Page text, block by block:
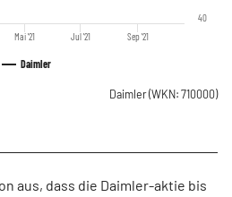
Daimler
Mai '21 Jul '21 Sep '21
40
Daimler(WKN: 710000)
aus, dass die Daimler-aktie bis